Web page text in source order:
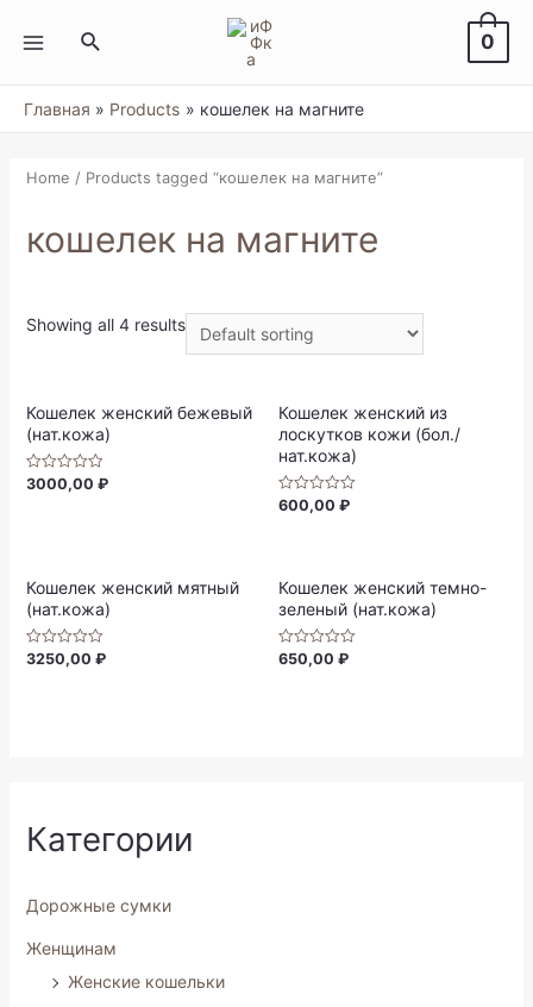
содержимому
MENU
Поиск 0
Главная Products кошелек на магните
Категории
Дорожные сумки
Женщинам
Женские кошельки
Home / Products tagged “кошелек на магните”
кошелек на магните
Showing all 4 results
Кошелек женский бежевый
(нат.кожа)
Rated
3000,00 ₽
Кошелек женский из
лоскутков кожи (бол./
нат.кожа)
Rated
600,00 ₽
Кошелек женский мятный
(нат.кожа)
Rated
3250,00 ₽
Кошелек женский темно-
зеленый (нат.кожа)
Rated
650,00 ₽